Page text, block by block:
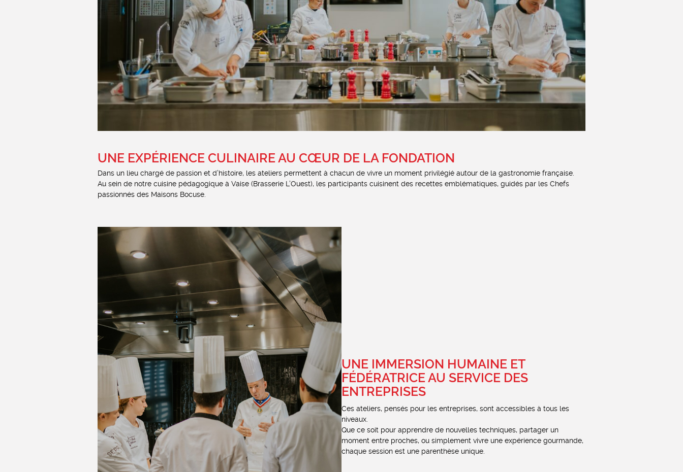
UNE EXPÉRIENCE CULINAIRE AU CŒUR DE LA FONDATION
Dans un lieu chargé de passion et d’histoire, les ateliers permettent à chacun de vivre un moment privilégié autour de la gastronomie française.
Au sein de notre cuisine pédagogique à Vaise (Brasserie L’Ouest), les participants cuisinent des recettes emblématiques, guidés par les Chefs
passionnés des Maisons Bocuse.
UNE IMMERSION HUMAINE ET
FÉDÉRATRICE AU SERVICE DES
ENTREPRISES
Ces ateliers, pensés pour les entreprises, sont accessibles à tous les
niveaux.
Que ce soit pour apprendre de nouvelles techniques, partager un
moment entre proches, ou simplement vivre une expérience gourmande,
chaque session est une parenthèse unique.